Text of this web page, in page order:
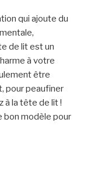
qui ajoute du
de lit est un
à votre
être
pour peaufiner
à la tête de lit !
bon modèle pour